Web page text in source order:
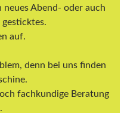
neues Abend- oder auch
auf.
denn bei uns finden
fachkundige Beratung